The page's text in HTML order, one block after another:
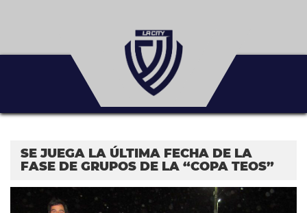
SE JUEGA LA ÚLTIMA FECHA DE LA
FASE DE GRUPOS DE LA “COPA TEOS”